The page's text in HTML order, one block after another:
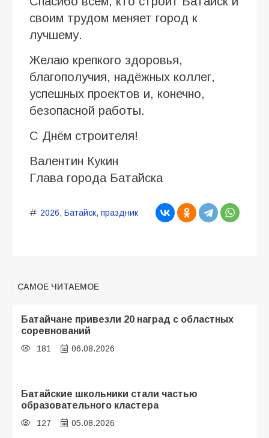
своим трудом меняет город к
лучшему.
Желаю крепкого здоровья,
благополучия, надёжных коллег,
успешных проектов и, конечно,
безопасной работы.
С Днём строителя!
Валентин Кукин
Глава города Батайска
2026, Батайск, праздник
САМОЕ ЧИТАЕМОЕ
Батайчане привезли 20 наград с областных
соревнований
181 06.08.2026
Батайские школьники стали частью
образовательного кластера
127 05.08.2026